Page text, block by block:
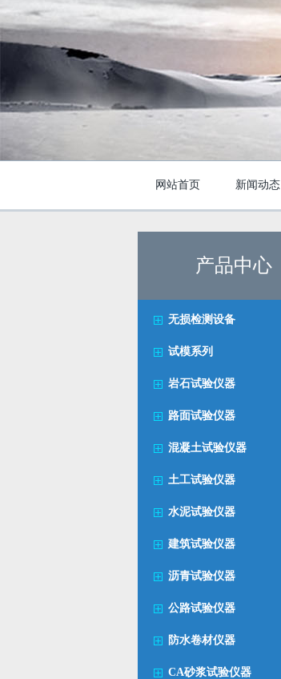
网站首页 新闻动态
产品中心
无损检测设备
试模系列
岩石试验仪器
路面试验仪器
混凝土试验仪器
土工试验仪器
水泥试验仪器
建筑试验仪器
沥青试验仪器
公路试验仪器
防水卷材仪器
CA砂浆试验仪器